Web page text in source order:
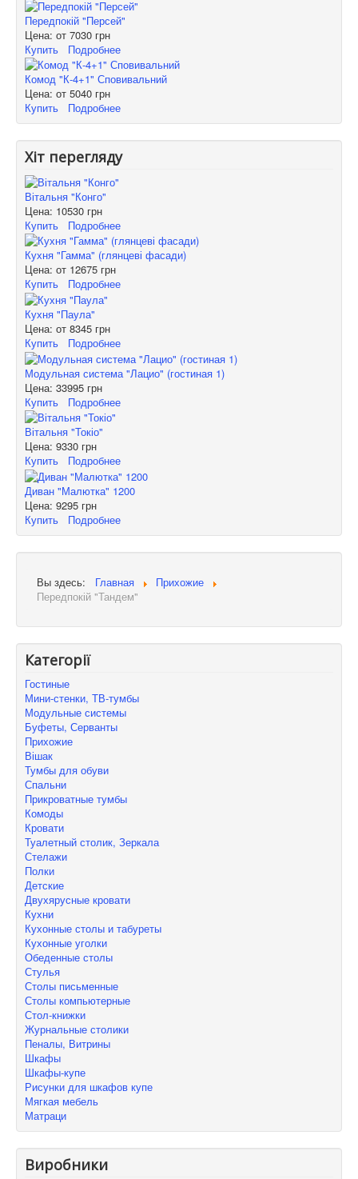
Передпокій "Персей"
Цена: от 7030 грн
Купить
Подробнее
Комод "К-4+1" Сповивальний
Цена: от 5040 грн
Купить
Подробнее
Хіт перегляду
Вітальня "Конго"
Цена: 10530 грн
Купить
Подробнее
Кухня "Гамма" (глянцеві фасади)
Цена: от 12675 грн
Купить
Подробнее
Кухня "Паула"
Цена: от 8345 грн
Купить
Подробнее
Модульная система "Лацио" (гостиная 1)
Цена: 33995 грн
Купить
Подробнее
Вітальня "Токіо"
Цена: 9330 грн
Купить
Подробнее
Диван "Малютка" 1200
Цена: 9295 грн
Купить
Подробнее
Вы здесь: Главная
Прихожие
Передпокій "Тандем"
Категорії
Гостиные
Мини-стенки, ТВ-тумбы
Модульные системы
Буфеты, Серванты
Прихожие
Вішак
Тумбы для обуви
Спальни
Прикроватные тумбы
Комоды
Кровати
Туалетный столик, Зеркала
Стелажи
Полки
Детские
Двухярусные кровати
Кухни
Кухонные столы и табуреты
Кухонные уголки
Обеденные столы
Стулья
Столы письменные
Столы компьютерные
Стол-книжки
Журнальные столики
Пеналы, Витрины
Шкафы
Шкафы-купе
Рисунки для шкафов купе
Мягкая мебель
Матраци
Виробники